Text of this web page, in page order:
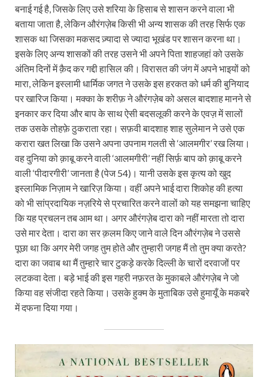
बनाई गई है, जिसके लिए उसे शरिया के हिसाब से शासन करने वाला भी
बताया जाता है, लेकिन औरंगज़ेब किसी भी अन्य शासक की तरह सिर्फ एक
शासक था जिसका मकसद ज़्यादा से ज्‍यादा भूखंड पर शासन करना था।
इसके लिए अन्य शासकों की तरह उसने भी अपने पिता शाहजहां को उसके
अंतिम दिनों में क़ैद कर गद्दी हासिल की। विरासत की जंग में अपने भाइयों को
मारा, लेकिन इस्लामी धार्मिक जगत ने उसके इस हरकत को धर्म की बुनियाद
पर खारिज किया। मक्का के शरीफ़ ने औरंगज़ेब को असल बादशाह मानने से
इनकार कर दिया और बाप के साथ ऐसी बदसलूकी करने के एवज़ में सालों
तक उसके तोहफ़े ठुकराता रहा। सफ़वी बादशाह शाह सुलेमान ने उसे एक
करारा खत लिखा कि उसने अपना उपनाम गलती से ‘आलमगीर’ रख लिया।
वह दुनिया को क़ाबू करने वाली ‘आलमगीरी’ नहीं सिर्फ़ बाप को क़ाबू करने
वाली ‘पीदारगीरी’ जानता है (पेज 54)। यानी उसके इस कृत्य को खुद
इस्लामिक निज़ाम ने खारिज़ किया। वहीं अपने भाई दारा शिकोह की हत्या
को भी सांप्रदायिक नज़रिये से प्रचारित करने वालों को यह समझना चाहिए
कि यह प्रचलन तब आम था। अगर औरंगज़ेब दारा को नहीं मारता तो दारा
उसे मार देता। दारा का सर क़लम किए जाने वाले दिन औरंगज़ेब ने उससे
पूछा था कि अगर मेरी जगह तुम होते और तुम्हारी जगह मैं तो तुम क्या करते?
दारा का जवाब था मैं तुम्हारे चार टुकड़े करके दिल्ली के चारों दरवाजों पर
लटकवा देता। बड़े भाई की इस गहरी नफ़रत के मुकाबले औरंगज़ेब ने जो
किया वह संजीदा रहते किया। उसके हुक्म के मुताबिक उसे हुमायूँ के मकबरे
में दफना दिया गया।